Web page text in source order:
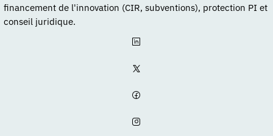
financement de l'innovation (CIR, subventions), protection PI et
conseil juridique.